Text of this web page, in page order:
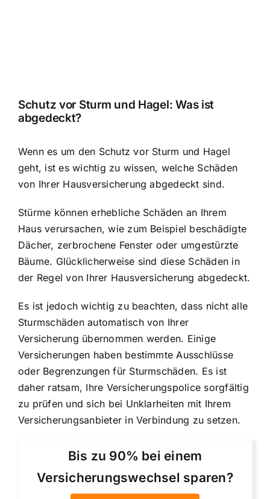
Schutz vor Sturm und Hagel: Was ist
abgedeckt?
Wenn es um den Schutz vor Sturm und Hagel
geht, ist es wichtig zu wissen, welche Schäden
von Ihrer Hausversicherung abgedeckt sind.
Stürme können erhebliche Schäden an Ihrem
Haus verursachen, wie zum Beispiel beschädigte
Dächer, zerbrochene Fenster oder umgestürzte
Bäume. Glücklicherweise sind diese Schäden in
der Regel von Ihrer Hausversicherung abgedeckt.
Es ist jedoch wichtig zu beachten, dass nicht alle
Sturmschäden automatisch von Ihrer
Versicherung übernommen werden. Einige
Versicherungen haben bestimmte Ausschlüsse
oder Begrenzungen für Sturmschäden. Es ist
daher ratsam, Ihre Versicherungspolice sorgfältig
zu prüfen und sich bei Unklarheiten mit Ihrem
Versicherungsanbieter in Verbindung zu setzen.
Bis zu 90% bei einem
Versicherungswechsel sparen?